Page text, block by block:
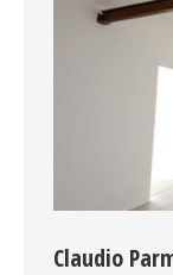
Claudio